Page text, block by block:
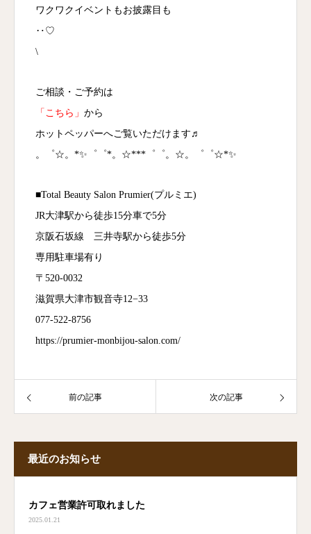
ワクワクイベントもお披露目も
‥♡
\
ご相談・ご予約は
「こちら」 から
ホットペッパーへご覧いただけます♬
。゜☆。*✨゜゜*。☆***゜゜。☆。゜゜☆*✨
■Total Beauty Salon Prumier(プルミエ)
JR大津駅から徒歩15分車で5分
京阪石坂線 三井寺駅から徒歩5分
専用駐車場有り
〒520-0032
滋賀県大津市観音寺12−33
077-522-8756
https://prumier-monbijou-salon.com/
前の記事 次の記事
最近のお知らせ
カフェ営業許可取れました
2025.01.21